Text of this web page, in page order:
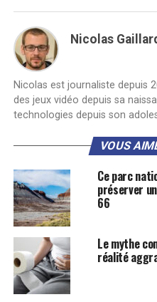
Nicolas
Nicolas est journaliste depuis
des jeux vidéo depuis sa
technologies depuis son
VOUS
Ce parc
préserver
66
Le mythe
réalité